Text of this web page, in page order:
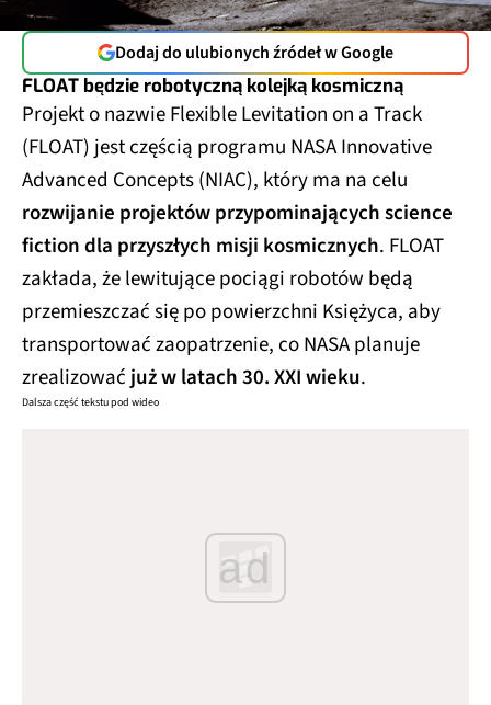
Dodaj do ulubionych źródeł w Google
FLOAT będzie robotyczną kolejką kosmiczną
Projekt o nazwie Flexible Levitation on a Track
(FLOAT) jest częścią programu NASA Innovative
Advanced Concepts (NIAC), który ma na celu
rozwijanie projektów przypominających science
fiction dla przyszłych misji kosmicznych. FLOAT
zakłada, że lewitujące pociągi robotów będą
przemieszczać się po powierzchni Księżyca, aby
transportować zaopatrzenie, co NASA planuje
zrealizować już w latach 30. XXI wieku.
Dalsza część tekstu pod wideo
ad